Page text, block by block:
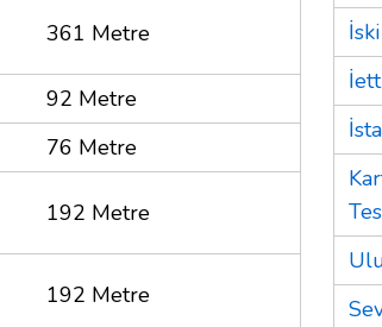
361 Metre
92 Metre
76 Metre
192 Metre
192 Metre